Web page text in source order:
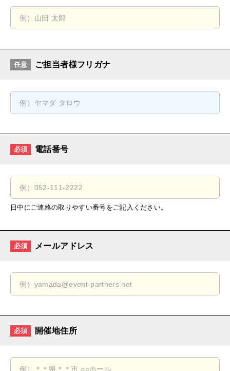
任意 ご担当者様フリガナ
必須 電話番号
日中にご連絡の取りやすい番号をご記入ください。
必須 メールアドレス
必須 開催地住所